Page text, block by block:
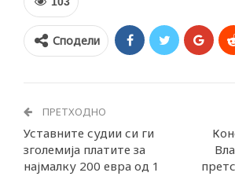
Сподели
ПРЕТХОДНО
Уставните судии си ги
зголемија платите за
најмалку 200 евра од 1